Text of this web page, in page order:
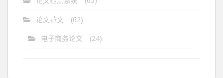
论文范文
(62)
电子商务论文
(24)